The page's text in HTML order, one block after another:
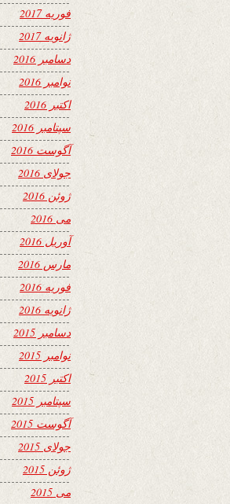
فوریه 2017
ژانویه 2017
دسامبر 2016
نوامبر 2016
اکتبر 2016
سپتامبر 2016
آگوست 2016
جولای 2016
ژوئن 2016
می 2016
آوریل 2016
مارس 2016
فوریه 2016
ژانویه 2016
دسامبر 2015
نوامبر 2015
اکتبر 2015
سپتامبر 2015
آگوست 2015
جولای 2015
ژوئن 2015
می 2015